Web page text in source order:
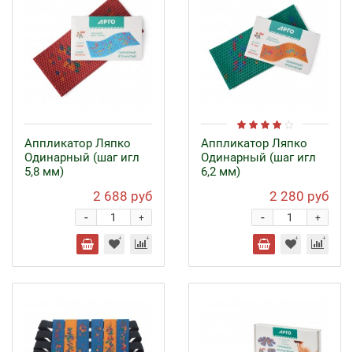
Аппликатор Ляпко
Одинарный (шаг игл
5,8 мм)
2 688 руб
+
-
Аппликатор Ляпко
Одинарный (шаг игл
6,2 мм)
2 280 руб
+
-